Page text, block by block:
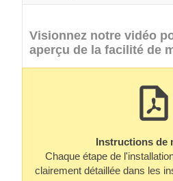
Visionnez notre vidéo
aperçu de la facilité de
Instructions de
Chaque étape de
clairement détaillée dans les